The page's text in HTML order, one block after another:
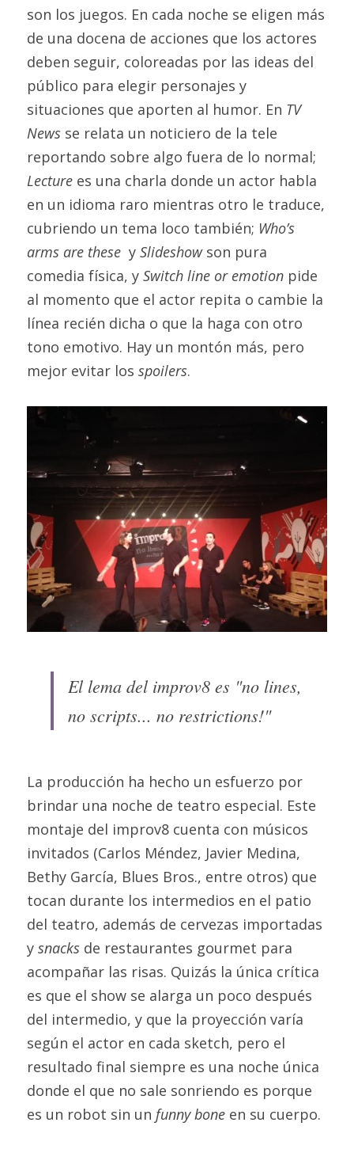
son los juegos. En cada noche se eligen más
de una docena de acciones que los actores
deben seguir, coloreadas por las ideas del
público para elegir personajes y
situaciones que aporten al humor. En TV
News se relata un noticiero de la tele
Lecture es una charla donde un actor habla
en un idioma raro mientras otro le traduce,
cubriendo un tema loco también; Who’s
arms are these y Slideshow son pura
comedia física, y Switch line or emotion pide
al momento que el actor repita o cambie la
línea recién dicha o que la haga con otro
tono emotivo. Hay un montón más, pero
mejor evitar los spoilers.
El lema del improv8 es "no lines,
no scripts... no restrictions!"
La producción ha hecho un esfuerzo por
brindar una noche de teatro especial. Este
montaje del improv8 cuenta con músicos
invitados (Carlos Méndez, Javier Medina,
Bethy García, Blues Bros., entre otros) que
tocan durante los intermedios en el patio
del teatro, además de cervezas importadas
y snacks de restaurantes gourmet para
acompañar las risas. Quizás la única crítica
es que el show se alarga un poco después
del intermedio, y que la proyección varía
según el actor en cada sketch, pero el
resultado final siempre es una noche única
donde el que no sale sonriendo es porque
es un robot sin un funny bone en su cuerpo.